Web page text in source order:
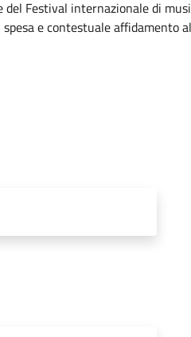
del Festival internazionale di
e contestuale affidamento